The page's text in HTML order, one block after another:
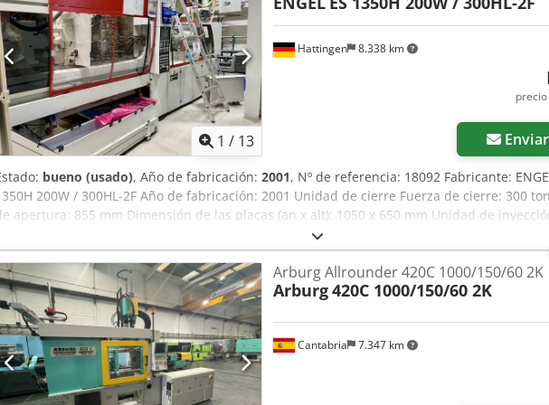
1 / 13
Hattingen 8.338 km
bueno (usado), Año de fabricación: 2001, Nº de referencia: 18092 Fabricante:
200W / 300HL-2F Año de fabricación: 2001 Unidad de cierre Fuerza de cierre: 300
apertura: 855 mm Dimensión de las placas (an x alt): 1050 x 650 mm Unidad de
husillo: 60 + 35 mm Volumen de inyección: 735 + 135 cm³ Peso de inyección PS: 662 + 122 g
1834 + 1620 bar Dimensiones y pesos Dimensiones LxAxA: 7,75 x 2,35 x 2,6 m
24.780 kg Información adicional: ENGEL ES 1350H200W/300HL-2F — Máquina de
2K Se ofrece esta máquina de moldeo por inyección del reconocido fabricante
2001, con una fuerza de cierre de 300 toneladas y una verdadera configuración 2K en L
horizontal. Sistema motor e hidráulico La máquina está equipada con un
y un grupo de bombas hidráulicas de alta presión acoplado. El motor eléctrico
de forma continua, asegurando así un suministro constante de aceite a presión
sistema. Este aceite a presión alimenta el cilindro de cierre, los émbolos de inyección de
Cantabria 7.347 km
Arburg Allrounder 420C 1000/150/60 2K
Arburg420C 1000/150/60 2K